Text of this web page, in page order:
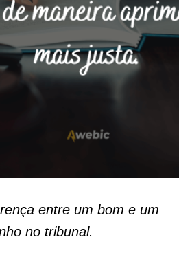
entre um bom e um
no tribunal.